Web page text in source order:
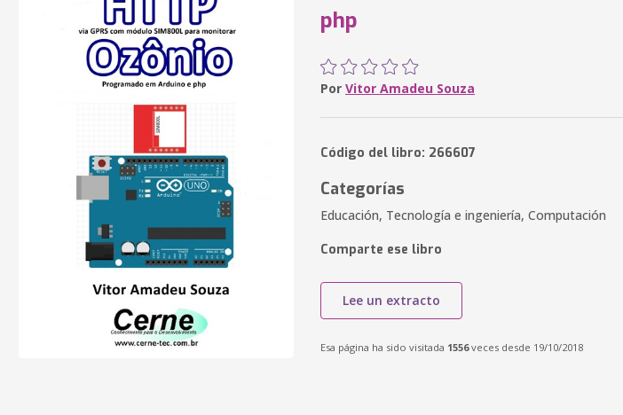
php
Por Vitor Amadeu Souza
Código del libro: 266607
Categorías
Educación, Tecnología e ingeniería, Computación
Comparte ese libro
Lee un extracto
Esa página ha sido visitada 1556veces desde 19/10/2018